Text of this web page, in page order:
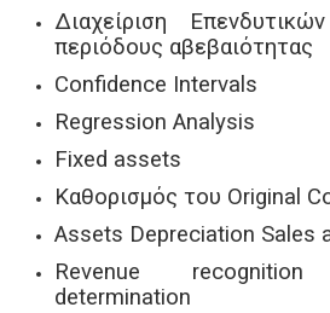
Διαχείριση
περιόδους αβεβαιότητας
Confidence Intervals
Regression Analysis
Fixed assets
Καθορισμός του Original
Assets Depreciation Sales
Revenue
determination